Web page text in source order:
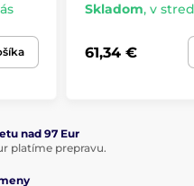
Skladom, v
61,34 €
nad 97 Eur
platíme prepravu.